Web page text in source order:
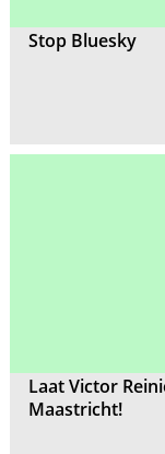
Stop Bluesky
Laat Victor
Maastricht!